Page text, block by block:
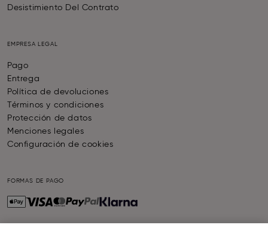
Desistimiento Del Contrato
EMPRESA LEGAL
Pago
Entrega
Política de devoluciones
Términos y condiciones
Protección de datos
Menciones legales
Configuración de cookies
FORMAS DE PAGO